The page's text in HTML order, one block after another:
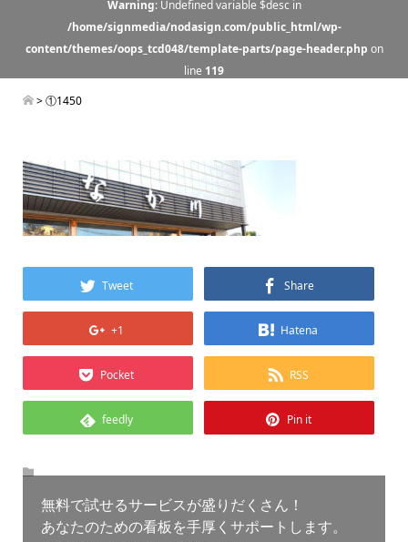
Warning: Undefined variable $desc in
/home/signmedia/nodasign.com/public_html/wp-
content/themes/oops_tcd048/template-parts/page-header.php on
line 119
> ①1450
Tweet Share
+1 Hatena
Pocket RSS
feedly Pin it
無料で試せるサービスが盛りだくさん！
あなたのための看板を手厚くサポートします。